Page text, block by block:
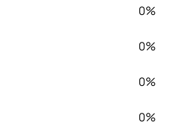
0%
0%
0%
0%